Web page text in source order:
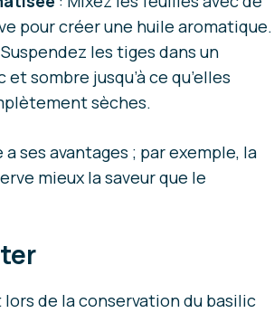
pour créer une huile aromatique.
les tiges dans un
sombre jusqu’à ce qu’elles
sèches.
ses avantages ; par exemple, la
mieux la saveur que le
de la conservation du basilic